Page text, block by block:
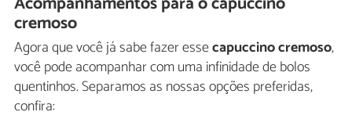
cremoso
Agora que você já sabe fazer essecapuccino cremoso,
você pode acompanhar com uma infinidade de bolos
quentinhos. Separamos as nossas opções preferidas,
confira: